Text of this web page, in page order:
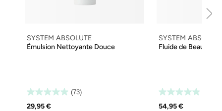
SYSTEM ABSOLUTE
Émulsion Nettoyante Douce
(73)
29,95 €
SYSTEM
Fluide de Beauté
54,95 €